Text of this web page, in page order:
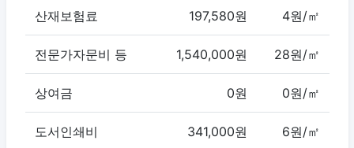
산재보험료 197,580원 4원/㎡
전문가자문비 등 1,540,000원 28원/㎡
상여금 0원 0원/㎡
도서인쇄비 341,000원 6원/㎡